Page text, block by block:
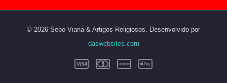
© 2026 Sebo Viana & Artigos Religiosos. Desenvolvido por
daswebsites.com